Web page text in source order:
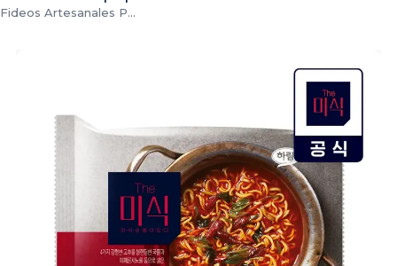
Fideos Artesanales P...